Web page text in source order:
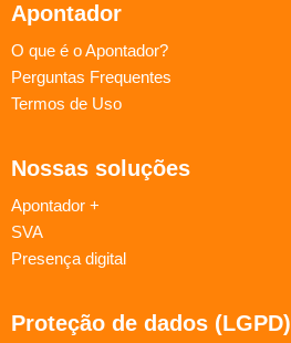
Apontador
O que é o Apontador?
Perguntas Frequentes
Termos de Uso
Nossas soluções
Apontador +
SVA
Presença digital
Proteção de dados (LGPD)